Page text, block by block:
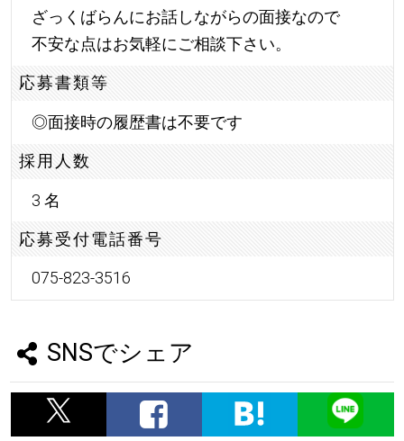
ざっくばらんにお話しながらの面接なので
不安な点はお気軽にご相談下さい。
応募書類等
◎面接時の履歴書は不要です
採用人数
3 名
応募受付電話番号
075-823-3516
SNSでシェア